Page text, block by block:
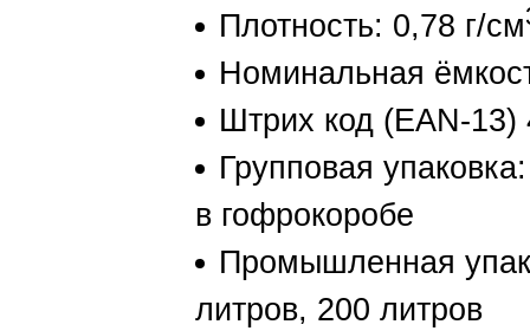
Плотность: 0,78 г/см
Номинальная
Штрих код (EAN-13)
Групповая
в гофрокоробе
Промышленная
литров, 200 литров